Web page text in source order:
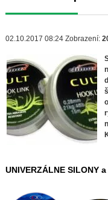
02.10.2017 08:24 Zobrazení:
UNIVERZÁLNE SILONY a